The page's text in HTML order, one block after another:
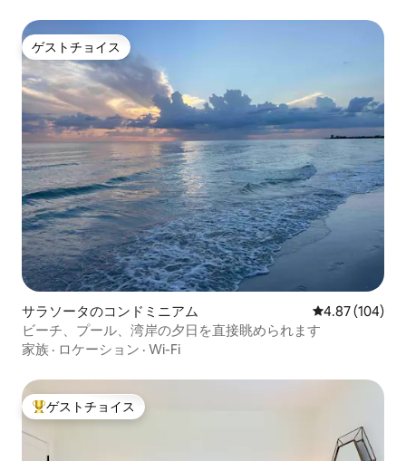
ゲストチョイス
ゲストチョイス
サラソータのコンドミニアム レビュー104
4.87 (104)
ビーチ、プール、湾岸の夕日を直接眺められます
家族 · ロケーション · Wi-Fi
大好評のゲストチョイスです。
ゲストチョイス